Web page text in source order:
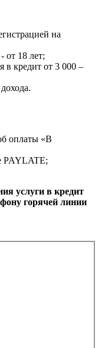
на
от 18 лет;
в кредит от 3 000 –
оплаты «В
PAYLATE;
услуги в кредит
горячей линии